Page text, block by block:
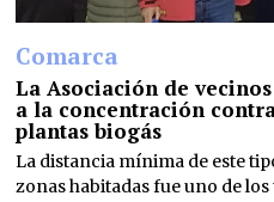
Comarca
La Asociación de
a la concentración
plantas biogás
La distancia mínima de este
zonas habitadas fue uno de